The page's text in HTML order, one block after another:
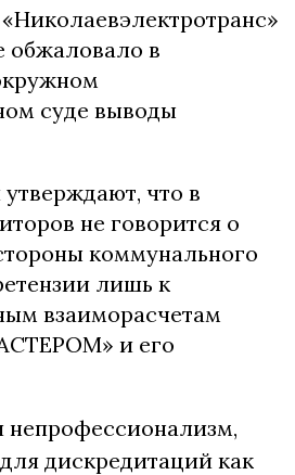
обжаловало в
суде выводы
что в
не говорится о
коммунального
лишь к
взаиморасчетам
и его
дискредитаций как